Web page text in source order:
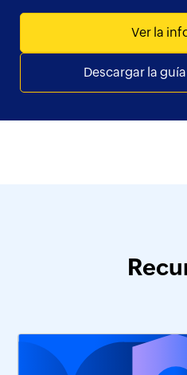
Ver la
Descargar la